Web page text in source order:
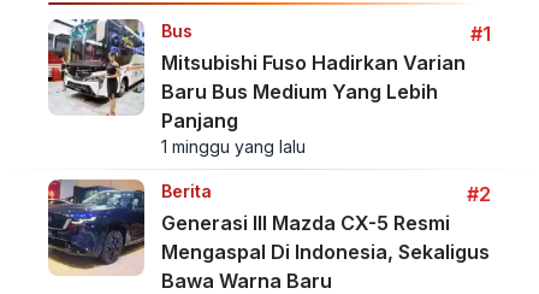
Bus
#1
Mitsubishi Fuso Hadirkan Varian
Baru Bus Medium Yang Lebih
Panjang
1 minggu yang lalu
Berita
#2
Generasi III Mazda CX-5 Resmi
Mengaspal Di Indonesia, Sekaligus
Bawa Warna Baru